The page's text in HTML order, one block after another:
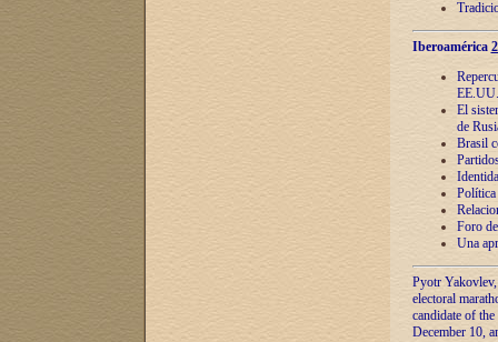
Iberoamérica
EE.UU.
El
de
Brasil
Política
Foro
Una
Pyotr
electoral
candidate of
December 10,